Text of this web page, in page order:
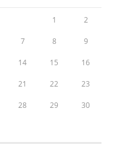
1 2
7 8 9
14 15 16
21 22 23
28 29 30